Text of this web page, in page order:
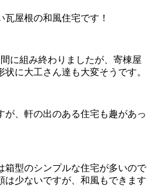
屋根の和風住宅です！
に組み終わりましたが、寄棟屋
に大工さん達も大変そうです。
が、軒の出のある住宅も趣があっ
箱型のシンプルな住宅が多いので
は少ないですが、和風もできます